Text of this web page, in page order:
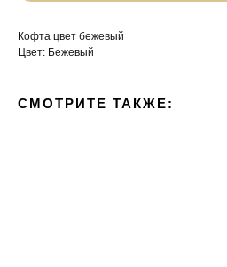
Кофта цвет бежевый
Цвет: Бежевый
СМОТРИТЕ ТАКЖЕ: